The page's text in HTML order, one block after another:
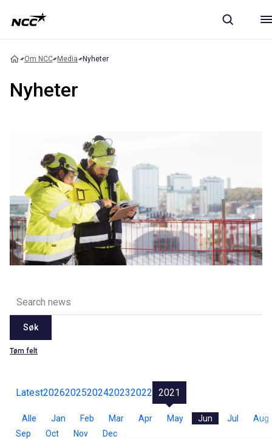
Om NCC Media Nyheter
Nyheter
Søk
Tøm felt
Latest20262025202420232022 2021
Alle Jan Feb Mar Apr May Jun Jul
Aug
Sep
Oct Nov Dec